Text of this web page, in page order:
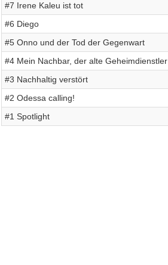
#7 Irene Kaleu ist tot
#6 Diego
#5 Onno und der Tod der Gegenwart
#4 Mein Nachbar, der alte Geheimdienstler
#3 Nachhaltig verstört
#2 Odessa calling!
#1 Spotlight